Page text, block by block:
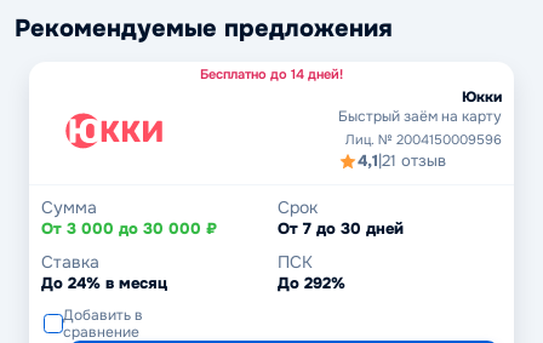
Рекомендуемые предложения
Бесплатно до 14 дней!
Юкки
Быстрый заём на карту
Лиц. № 2004150009596
4,1|21 отзыв
Сумма
От 3 000 до 30 000 ₽
Срок
От 7 до 30 дней
Ставка
До 24% в месяц
ПСК
До 292%
Добавить в
сравнение